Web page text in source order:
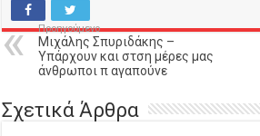
Προηγούμενο
Μιχάλης Σπυριδάκης –
Υπάρχουν και στση μέρες μας
άνθρωποι π αγαπούνε
Σχετικά Άρθρα